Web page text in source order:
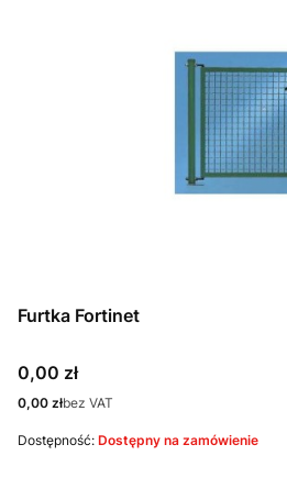
Furtka Fortinet
Cena
0,00 zł
Cena
0,00 złbez VAT
Dostępność: Dostępny na zamówienie